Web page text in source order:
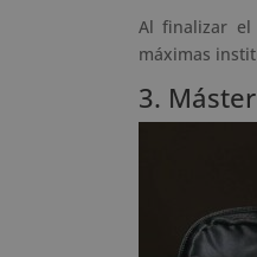
Al finalizar
máximas
3.